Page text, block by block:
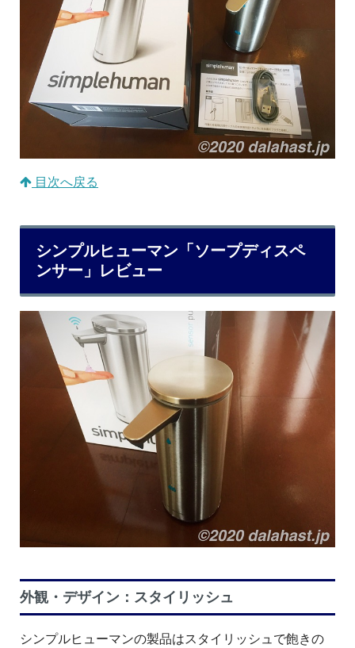
目次へ戻る
シンプルヒューマン「ソープディスペ
ンサー」レビュー
外観・デザイン：スタイリッシュ
シンプルヒューマンの製品はスタイリッシュで飽きの